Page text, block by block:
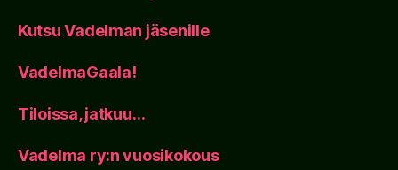
Kutsu Vadelman jäsenille
VadelmaGaala!
Tiloissa, jatkuu…
Vadelma ry:n vuosikokous